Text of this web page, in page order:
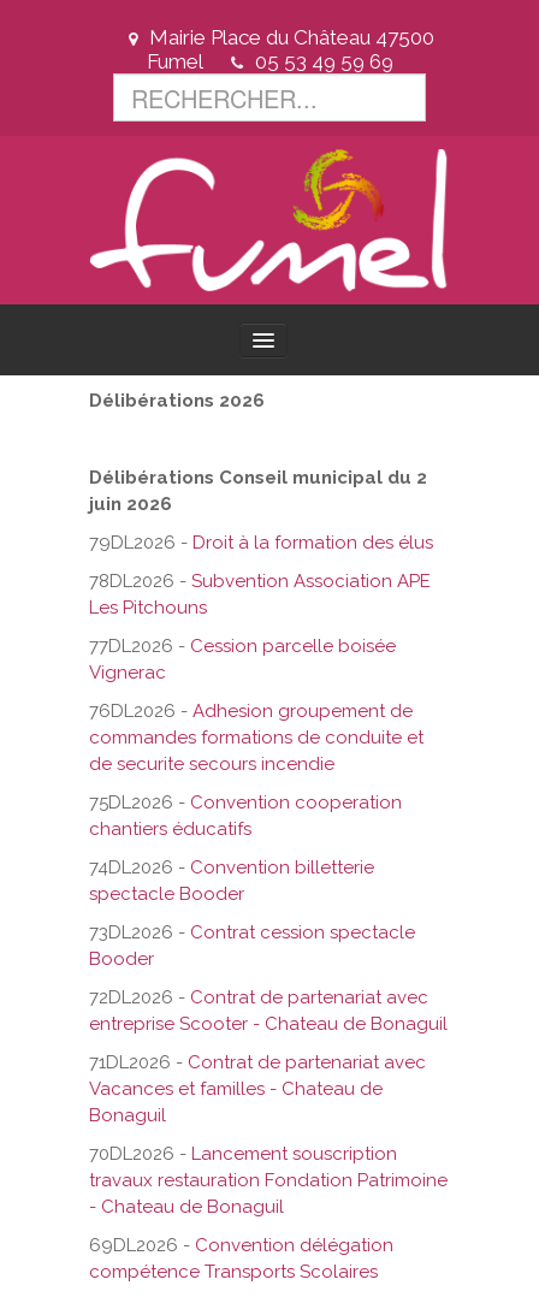
Mairie Place du Château 47500
Fumel
05 53 49 59 69
ACCUEIL
VOTRE VILLE
VOTRE MAIRIE
VOS DEMARCHES
VIE SCOLAIRE
SOCIAL
DÉCISIONS & DÉLIBÉRATIONS
RENDEZ-VOUS EN LIGNE
Délibérations 2026
Délibérations Conseil municipal du 2
juin 2026
79DL2026 - Droit à la formation des élus
78DL2026 - Subvention Association APE
Les Pitchouns
77DL2026 - Cession parcelle boisée
Vignerac
76DL2026 - Adhesion groupement de
commandes formations de conduite et
de securite secours incendie
75DL2026 - Convention cooperation
chantiers éducatifs
74DL2026 - Convention billetterie
spectacle Booder
73DL2026 - Contrat cession spectacle
Booder
72DL2026 - Contrat de partenariat avec
entreprise Scooter - Chateau de Bonaguil
71DL2026 - Contrat de partenariat avec
Vacances et familles - Chateau de
Bonaguil
70DL2026 - Lancement souscription
travaux restauration Fondation Patrimoine
- Chateau de Bonaguil
69DL2026 - Convention délégation
compétence Transports Scolaires